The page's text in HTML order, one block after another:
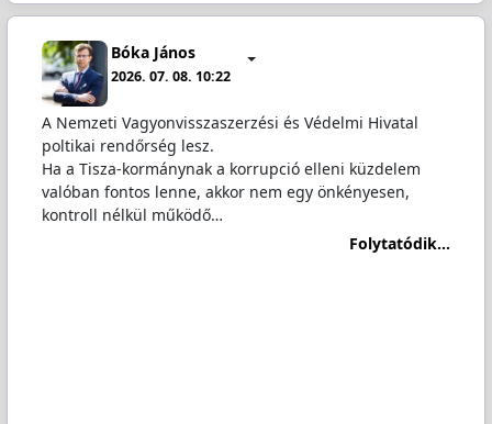
Bóka János
2026. 07. 08. 10:22
A Nemzeti Vagyonvisszaszerzési és Védelmi Hivatal
poltikai rendőrség lesz.
Ha a Tisza-kormánynak a korrupció elleni küzdelem
valóban fontos lenne, akkor nem egy önkényesen,
kontroll nélkül működő…
Folytatódik...